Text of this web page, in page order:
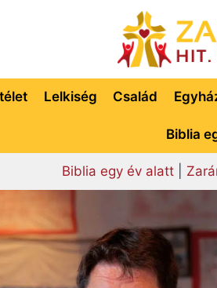
Lelkiség Család
Biblia
Biblia egy év alatt|